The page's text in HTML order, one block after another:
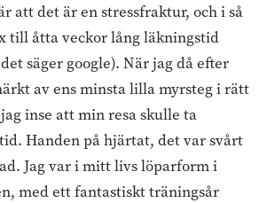
att det är en stressfraktur, och i så
till åtta veckor lång läkningstid
säger google). När jag då efter
av ens minsta lilla myrsteg i rätt
inse att min resa skulle ta
Handen på hjärtat, det var svårt
Jag var i mitt livs löparform i
med ett fantastiskt träningsår